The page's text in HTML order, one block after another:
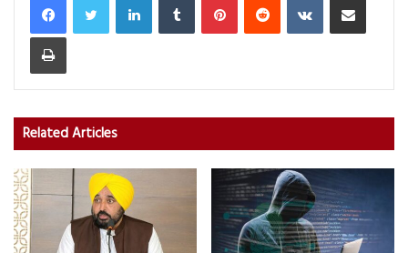
Print
Related Articles